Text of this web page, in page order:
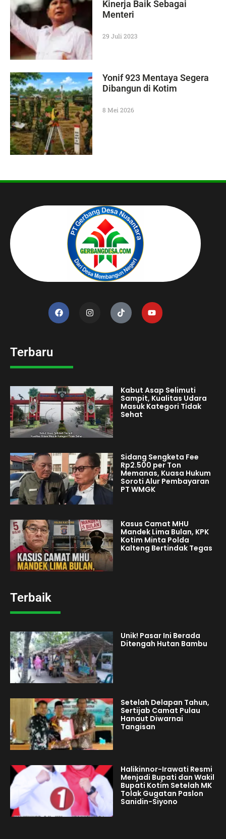
Kinerja Baik Sebagai
Menteri
29 Juli 2023
Yonif 923 Mentaya Segera
Dibangun di Kotim
8 Mei 2026
Terbaru
Kabut Asap Selimuti
Sampit, Kualitas Udara
Masuk Kategori Tidak
Sehat
Sidang Sengketa Fee
Rp2.500 per Ton
Memanas, Kuasa Hukum
Soroti Alur Pembayaran
PT WMGK
Kasus Camat MHU
Mandek Lima Bulan, KPK
Kotim Minta Polda
Kalteng Bertindak Tegas
Terbaik
Unik! Pasar Ini Berada
Ditengah Hutan Bambu
Setelah Delapan Tahun,
Sertijab Camat Pulau
Hanaut Diwarnai
Tangisan
Halikinnor-Irawati Resmi
Menjadi Bupati dan Wakil
Bupati Kotim Setelah MK
Tolak Gugatan Paslon
Sanidin-Siyono